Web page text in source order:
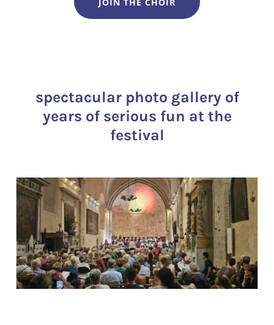
spectacular photo gallery of
years of serious fun at the
festival